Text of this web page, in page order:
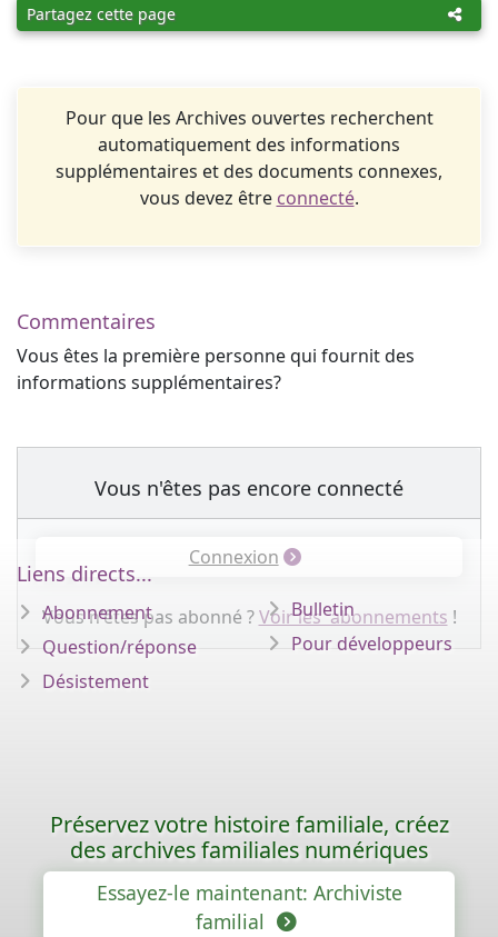
Partagez cette page
Pour que les Archives ouvertes recherchent
automatiquement des informations
supplémentaires et des documents connexes,
vous devez être connecté.
Commentaires
Vous êtes la première personne qui fournit des
informations supplémentaires?
Vous n'êtes pas encore connecté
Connexion
Vous n'êtes pas abonné ?Voir les abonnements !
Liens directs...
Abonnement
Question/réponse
Désistement
Bulletin
Pour développeurs
Préservez votre histoire familiale, créez
des archives familiales numériques
Essayez-le maintenant: Archiviste
familial